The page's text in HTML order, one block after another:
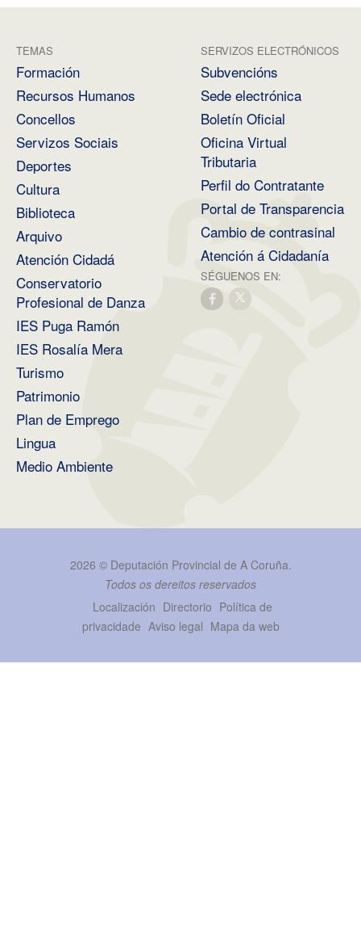
TEMAS
Formación
Recursos Humanos
Concellos
Servizos Sociais
Deportes
Cultura
Biblioteca
Arquivo
Atención Cidadá
Conservatorio
Profesional de Danza
IES Puga Ramón
IES Rosalía Mera
Turismo
Patrimonio
Plan de Emprego
Lingua
Medio Ambiente
SERVIZOS ELECTRÓNICOS
Subvencións
Sede electrónica
Boletín Oficial
Oficina Virtual
Tributaria
Perfil do Contratante
Portal de Transparencia
Cambio de contrasinal
Atención á Cidadanía
SÉGUENOS EN:
2026 © Deputación Provincial de A Coruña.
Todos os dereitos reservados
Localización Directorio Política de
privacidade Aviso legal Mapa da web